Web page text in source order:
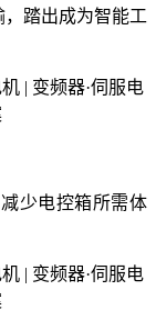
踏出成为智能工
少电控箱所需体